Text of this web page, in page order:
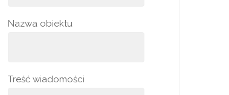
Nazwa obiektu
Treść wiadomości